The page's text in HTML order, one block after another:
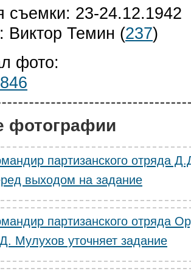
съемки: 23-24.12.1942
Виктор Темин (237)
фото:
фотографии
партизанского отряда
выходом на задание
партизанского отряда
Мулухов уточняет задание